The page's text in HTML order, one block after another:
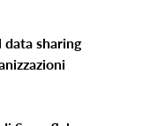
Snowflake,
strumenti di
di nuovi
sharing